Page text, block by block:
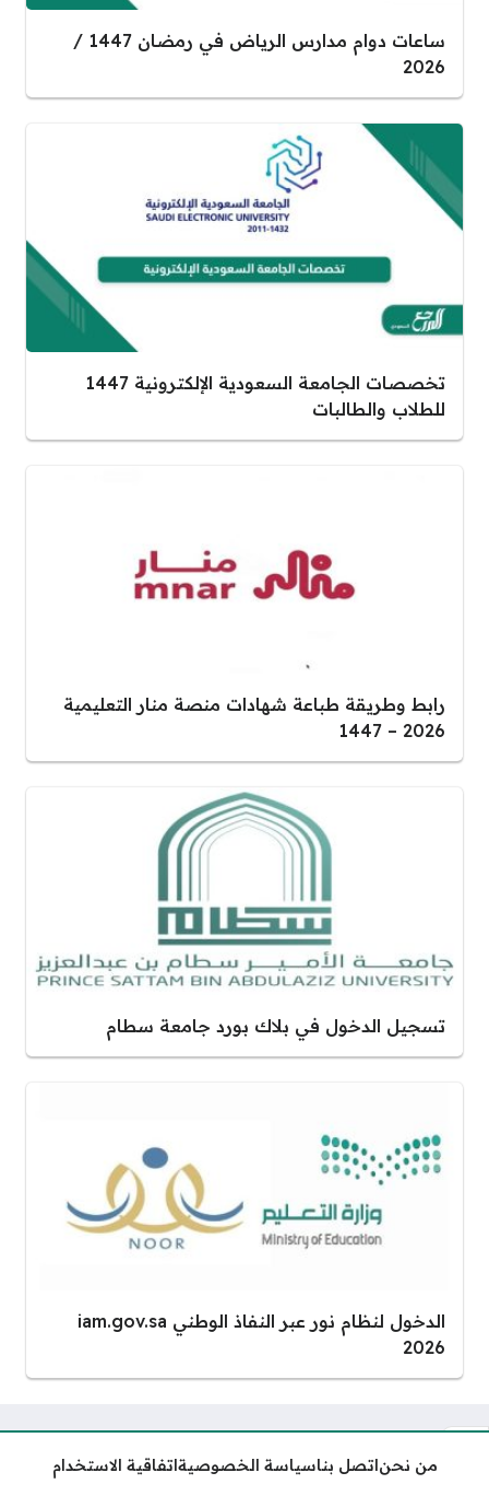
ساعات دوام مدارس الرياض في رمضان 1447 /
2026
تخصصات الجامعة السعودية الإلكترونية 1447
للطلاب والطالبات
رابط وطريقة طباعة شهادات منصة منار التعليمية
2026 – 1447
تسجيل الدخول في بلاك بورد جامعة سطام
الدخول لنظام نور عبر النفاذ الوطني iam.gov.sa
2026
من نحناتصل بناسياسة الخصوصيةاتفاقية الاستخدام
أوقات دوام العيادات في